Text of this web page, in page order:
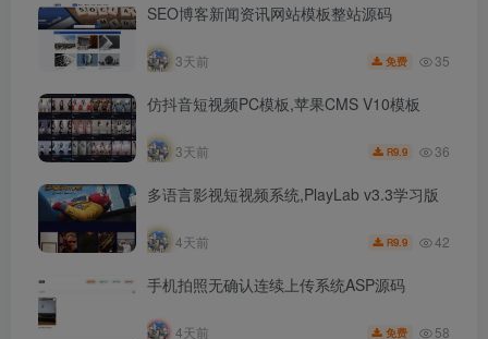
SEO博客新闻资讯网站模板整站源码
3天前 免费 35
仿抖音短视频PC模板,苹果CMS V10模板
3天前 R9.9 36
多语言影视短视频系统,PlayLab v3.3学习版
4天前 R9.9 42
手机拍照无确认连续上传系统ASP源码
4天前 免费 58